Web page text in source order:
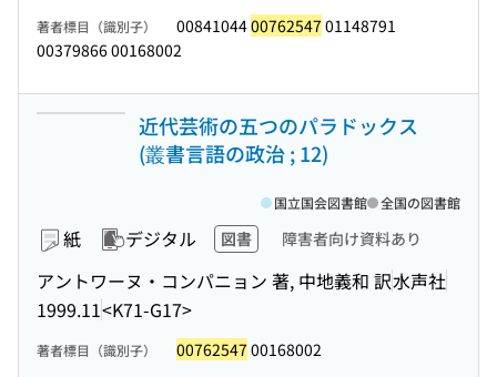
著者標目（識別子） 0084104400762547 01148791
00379866 00168002
近代芸術の五つのパラドックス
(叢書言語の政治 ; 12)
紙 デジタル 図書 障害者向け資料あり
アントワーヌ・コンパニョン 著, 中地義和 訳水声社
1999.11<K71-G17>
国立国会図書館 全国の図書館
著者標目（識別子） 00762547 00168002